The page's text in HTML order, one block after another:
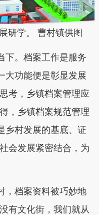
研学。 曹村镇供图
。档案工作是服务
大功能便是彰显发展
考，乡镇档案管理应
，乡镇档案规范管理
乡村发展的基底、证
会发展紧密结合，为
档案资料被巧妙地
有文化街，我们就从